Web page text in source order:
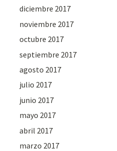
diciembre 2017
noviembre 2017
octubre 2017
septiembre 2017
agosto 2017
julio 2017
junio 2017
mayo 2017
abril 2017
marzo 2017